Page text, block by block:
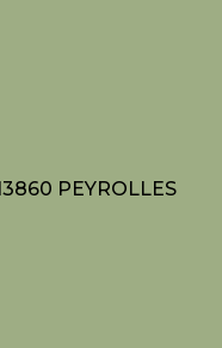
PEYROLLES